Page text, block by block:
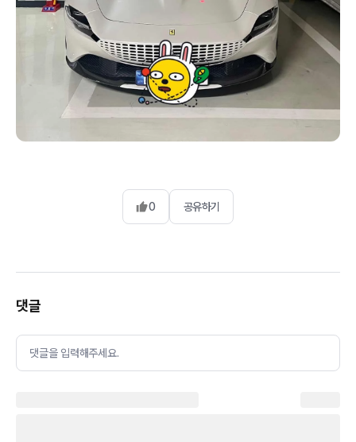
0 공유하기
댓글
댓글을 입력해주세요.